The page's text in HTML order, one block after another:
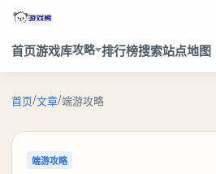
首页游戏库攻略 排行榜搜索站点地图
首页/文章/端游攻略
端游攻略